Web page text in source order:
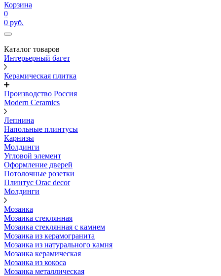
Корзина
0
0 руб.
Каталог товаров
Интерьерный багет
Керамическая плитка
Производство Россия
Modern Ceramics
Лепнина
Напольные плинтусы
Карнизы
Молдинги
Угловой элемент
Оформление дверей
Потолочные розетки
Плинтус Orac decor
Молдинги
Мозаика
Мозаика стеклянная
Мозаика стеклянная с камнем
Мозаика из керамогранита
Мозаика из натурального камня
Мозаика керамическая
Мозаика из кокоса
Мозаика металлическая